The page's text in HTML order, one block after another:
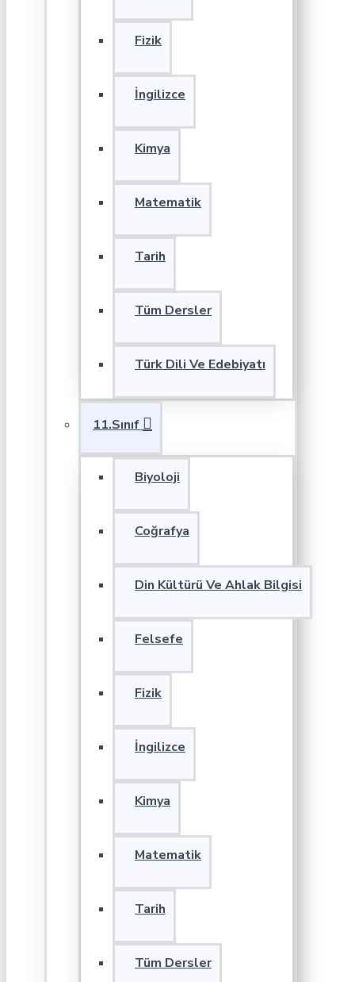
Fizik
İngilizce
Kimya
Matematik
Tarih
Tüm Dersler
Türk Dili Ve Edebiyatı
11.Sınıf
Biyoloji
Coğrafya
Din Kültürü Ve Ahlak Bilgisi
Felsefe
Fizik
İngilizce
Kimya
Matematik
Tarih
Tüm Dersler